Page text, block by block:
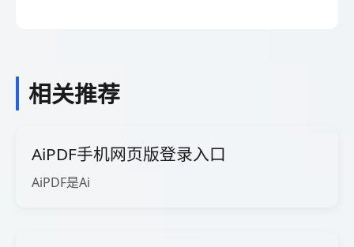
相关推荐
AiPDF手机网页版登录入口
AiPDF是Ai